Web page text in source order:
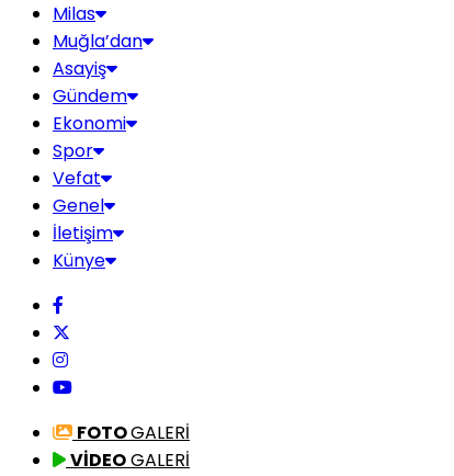
Milas
Muğla’dan
Asayiş
Gündem
Ekonomi
Spor
Vefat
Genel
İletişim
Künye
FOTOGALERİ
VİDEOGALERİ